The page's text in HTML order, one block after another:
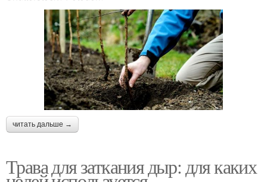
читать дальше →
Трава для заткания дыр: для каких